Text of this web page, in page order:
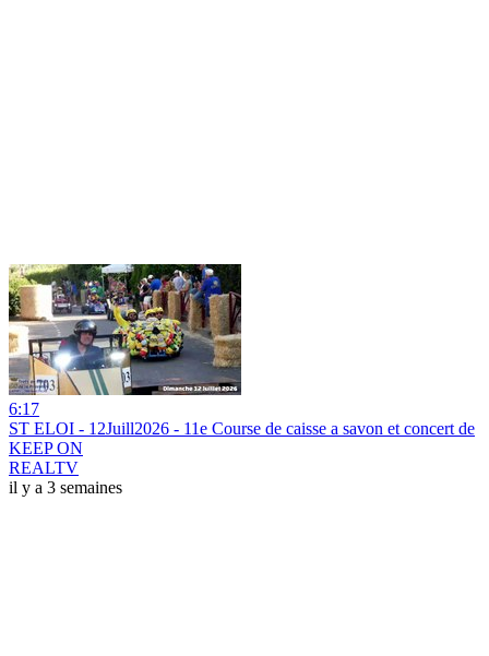
6:17
ST ELOI - 12Juill2026 - 11e Course de caisse a savon et concert de
KEEP ON
REALTV
il y a 3 semaines